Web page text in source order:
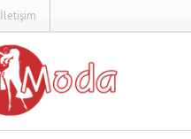
İletişim